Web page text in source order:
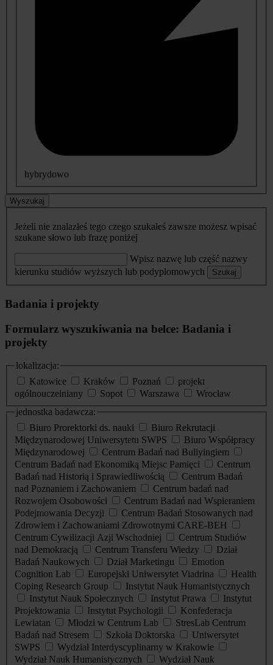
hybrydowo
Wyszukaj
Jeżeli nie znalazłeś tego czego szukałeś zawsze możesz wpisać
szukane słowo lub frazę poniżej
Wpisz nazwę lub część nazwy
kierunku studiów wyższych lub podyplomowych
Szukaj
Badania i projekty
Formularz wyszukiwania na belce: Badania i
projekty
lokalizacja:
Katowice
Kraków Poznań
projekt
ogólnouczelniany
Sopot Warszawa
Wrocław
jednostka badawcza:
Biuro Prorektorki ds. nauki
Biuro Rekrutacji
Międzynarodowej Uniwersytetu SWPS
Biuro Współpracy
Międzynarodowej
Centrum Badań nad Bullyingiem
Centrum Badań nad Ekonomiką Miejsc Pamięci
Centrum
Badań nad Historią i Sprawiedliwością
Centrum Badań
nad Poznaniem i Zachowaniem
Centrum badań nad
Rozwojem Osobowości
Centrum Badań nad Wspieraniem
Podejmowania Decyzji
Centrum Badań Stosowanych nad
Zdrowiem i Zachowaniami Zdrowotnymi CARE-BEH
Centrum Cywilizacji Azji Wschodniej
Centrum Studiów
nad Demokracją
Centrum Transferu Wiedzy
Dział
Badań Naukowych
Dział Marketingu
Emotion
Cognition Lab
Europejski Uniwersytet Viadrina
Health
Coping Research Group
Instytut Nauk Humanistycznych
Instytut Nauk Społecznych
Instytut Prawa
Instytut
Projektowania
Instytut Psychologii
Konfederacja
Lewiatan
Młodzi w Centrum Lab
StresLab Centrum
Badań nad Stresem
Szkoła Doktorska
Uniwersytet
SWPS
Wydział Interdyscyplinarny w Krakowie
Wydział Nauk Humanistycznych
Wydział Nauk